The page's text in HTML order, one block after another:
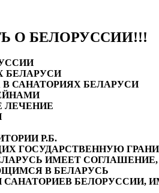
О БЕЛОРУССИИ!!!
БЕЛАРУСИ
САНАТОРИЯХ БЕЛАРУСИ
ЛЕЧЕНИЕ
Р.Б.
ГОСУДАРСТВЕННУЮ
ИМЕЕТ
В БЕЛАРУСЬ
БЕЛОРУССИИ,